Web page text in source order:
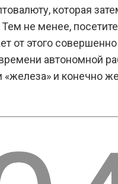
которая
не менее,
от этого
автономной
«железа» и конечно